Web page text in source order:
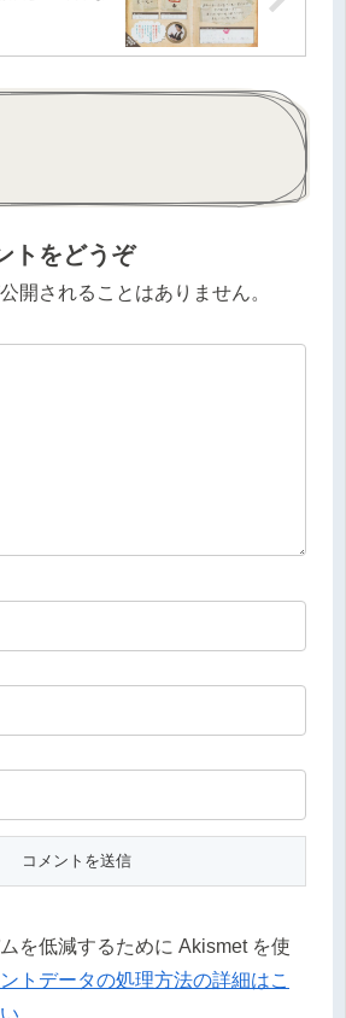
トをどうぞ
開されることはありません。
を低減するために Akismet を使
トデータの処理方法の詳細はこ